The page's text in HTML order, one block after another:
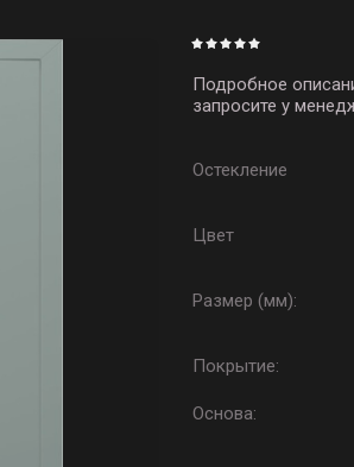
Подробное
запросите у
Остекление
Цвет
Размер (мм):
Покрытие:
Основа: